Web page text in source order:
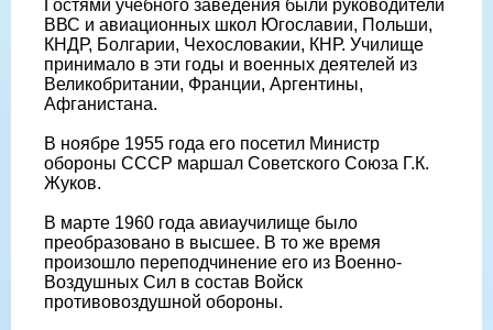
Гостями учебного заведения были руководители
ВВС и авиационных школ Югославии, Польши,
КНДР, Болгарии, Чехословакии, КНР. Училище
принимало в эти годы и военных деятелей из
Великобритании, Франции, Аргентины,
Афганистана.
В ноябре 1955 года его посетил Министр
обороны СССР маршал Советского Союза Г.К.
Жуков.
В марте 1960 года авиаучилище было
преобразовано в высшее. В то же время
произошло переподчинение его из Военно-
Воздушных Сил в состав Войск
противовоздушной обороны.